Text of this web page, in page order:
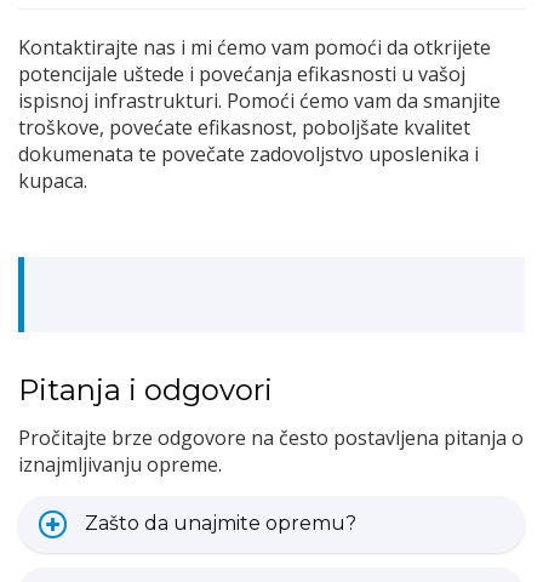
Kontaktirajte nas i mi ćemo vam pomoći da otkrijete
potencijale uštede i povećanja efikasnosti u vašoj
ispisnoj infrastrukturi. Pomoći ćemo vam da smanjite
troškove, povećate efikasnost, poboljšate kvalitet
dokumenata te povečate zadovoljstvo uposlenika i
kupaca.
Pitanja i odgovori
Pročitajte brze odgovore na često postavljena pitanja o
iznajmljivanju opreme.
Zašto da unajmite opremu?